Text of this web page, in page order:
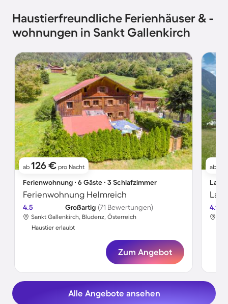
Haustierfreundliche Ferienhäuser & -
wohnungen in Sankt Gallenkirch
ab 126 € pro Nacht
Ferienwohnung ∙ 6 Gäste ∙ 3 Schlafzimmer
Ferienwohnung Helmreich
4.5 Großartig (71 Bewertungen)
Sankt Gallenkirch, Bludenz, Österreich
Haustier erlaubt
Zum Angebot
ab
4.1
Alle Angebote ansehen